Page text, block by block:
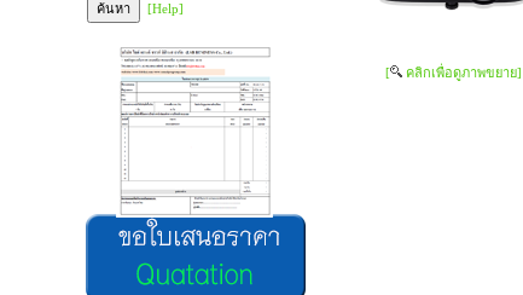
[Help]
[ คลิกเพื่อดูภาพขยาย]